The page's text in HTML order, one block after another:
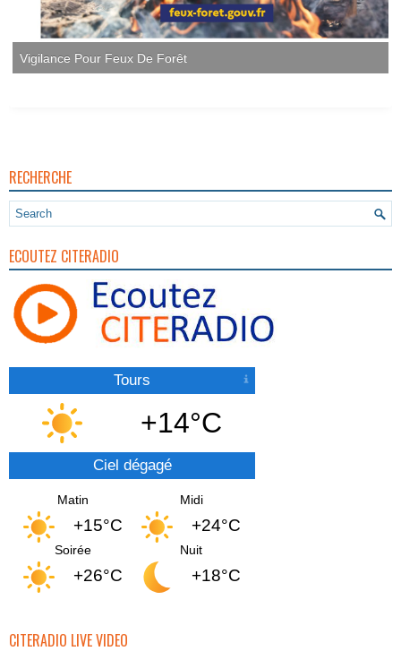
Vigilance Pour Feux De Forêt
RECHERCHE
ECOUTEZ CITERADIO
Tours
+14°C
Ciel dégagé
Matin
+15°C
Midi
+24°C
Soirée
+26°C
Nuit
+18°C
CITERADIO LIVE VIDEO